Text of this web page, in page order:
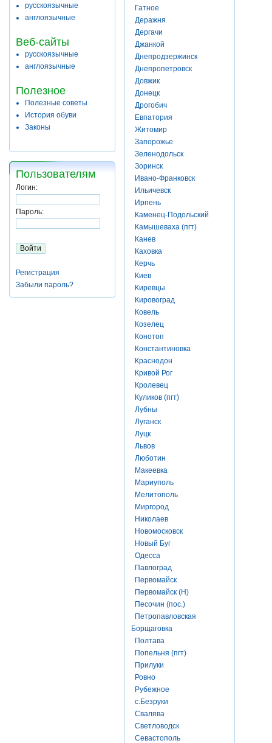
русскоязычные
англоязычные
Веб-сайты
русскоязычные
англоязычные
Полезное
Полезные советы
История обуви
Законы
Пользователям
Логин:
Пароль:
Регистрация
Забыли пароль?
Гатное
Деражня
Дергачи
Джанкой
Днепродзержинск
Днепропетровск
Довжик
Донецк
Дрогобич
Евпатория
Житомир
Запорожье
Зеленодольск
Зоринск
Ивано-Франковск
Ильичевск
Ирпень
Каменец-Подольский
Камышеваха (пгт)
Канев
Каховка
Керчь
Киев
Киревцы
Кировоград
Ковель
Козелец
Конотоп
Константиновка
Краснодон
Кривой Рог
Кролевец
Куликов (пгт)
Лубны
Луганск
Луцк
Львов
Люботин
Макеевка
Мариуполь
Мелитополь
Миргород
Николаев
Новомосковск
Новый Буг
Одесса
Павлоград
Первомайск
Первомайск (Н)
Песочин (пос.)
Петропавловская
Борщаговка
Полтава
Попельня (пгт)
Прилуки
Ровно
Рубежное
с.Безруки
Свалява
Светловодск
Севастополь